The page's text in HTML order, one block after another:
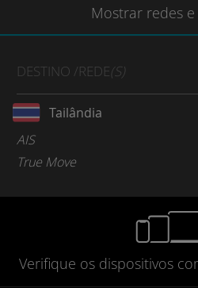
Mostrar redes
DESTINO /REDE(S)
Tailândia
AIS
True Move
Verifique os dispositivos